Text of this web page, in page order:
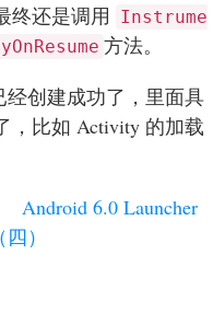
终还是调用
Instrume
方法。
创建成功了，里面具
，比如 Activity 的加载
Android 6.0 Launcher
）